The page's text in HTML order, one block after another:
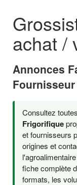
achat /
Annonces
Consultez
Frigorifique
et fournisseurs
origines et
fiche complète
formats, les